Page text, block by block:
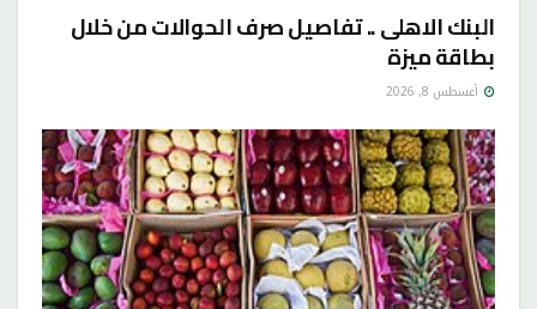
البنك الاهلى .. تفاصيل صرف الحوالات من خلال
بطاقة ميزة
أغسطس 8, 2026